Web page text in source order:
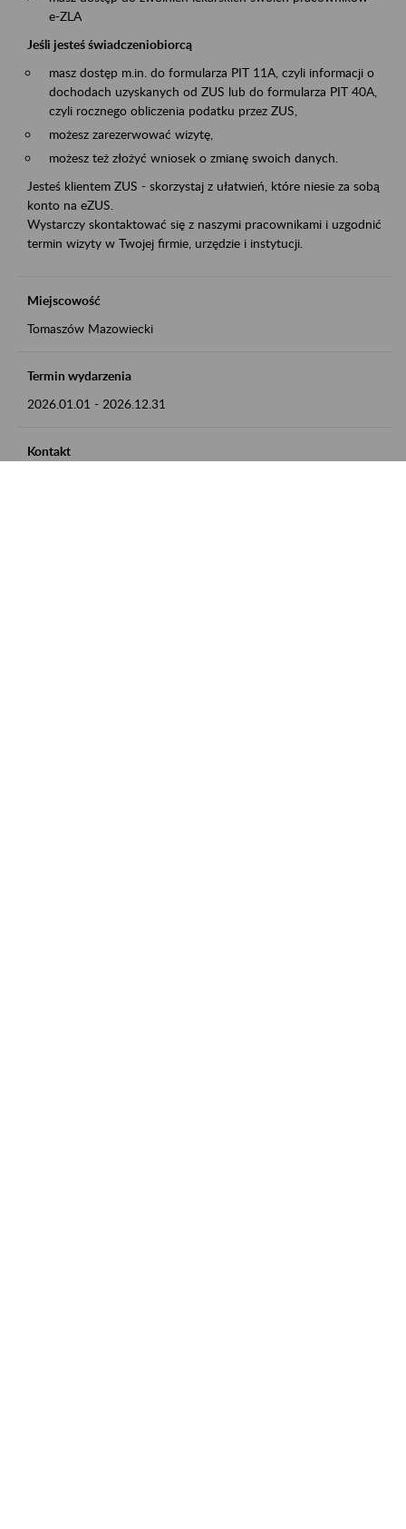
e-ZLA
Jeśli jesteś świadczeniobiorcą
masz dostęp m.in. do formularza PIT 11A, czyli informacji o
dochodach uzyskanych od ZUS lub do formularza PIT 40A,
czyli rocznego obliczenia podatku przez ZUS,
możesz zarezerwować wizytę,
możesz też złożyć wniosek o zmianę swoich danych.
Jesteś klientem ZUS - skorzystaj z ułatwień, które niesie za sobą
konto na eZUS.
Wystarczy skontaktować się z naszymi pracownikami i uzgodnić
termin wizyty w Twojej firmie, urzędzie i instytucji.
Miejscowość
Tomaszów Mazowiecki
Termin wydarzenia
2026.01.01 - 2026.12.31
Kontakt